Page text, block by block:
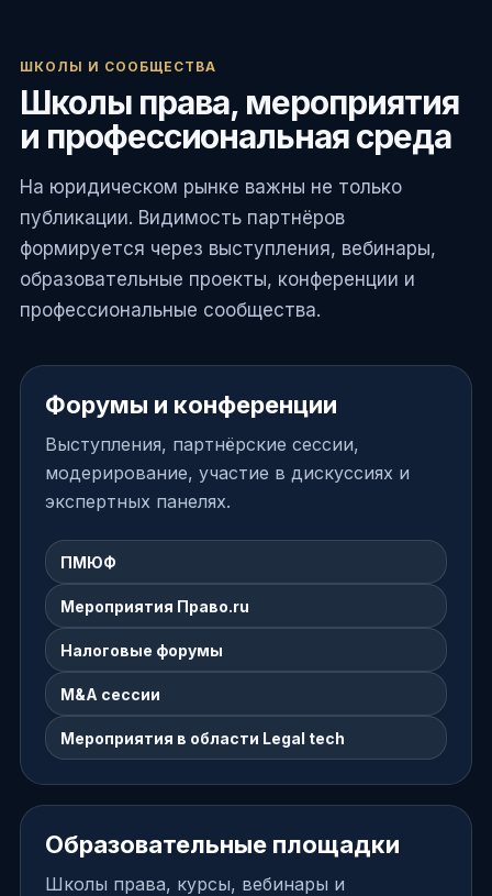
ШКОЛЫ И СООБЩЕСТВА
Школы права, мероприятия
и профессиональная среда
На юридическом рынке важны не только
публикации. Видимость партнёров
формируется через выступления, вебинары,
образовательные проекты, конференции и
профессиональные сообщества.
Форумы и конференции
Выступления, партнёрские сессии,
модерирование, участие в дискуссиях и
экспертных панелях.
ПМЮФ
Мероприятия Право.ru
Налоговые форумы
M&A сессии
Мероприятия в области Legal tech
Образовательные площадки
Школы права, курсы, вебинары и